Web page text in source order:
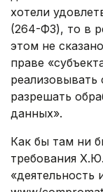
хотели
(264-ФЗ), то в
этом не
праве
разрешать
данных».
Как бы там ни
требования
«деятельность